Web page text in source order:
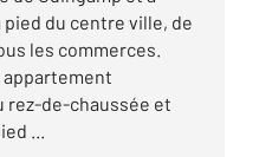
du centre ville, de
les commerces.
appartement
rez-de-chaussée et
...